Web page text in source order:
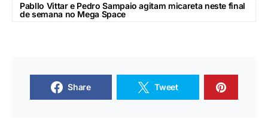
Pabllo Vittar e Pedro Sampaio agitam micareta neste final
de semana no Mega Space
Share Tweet